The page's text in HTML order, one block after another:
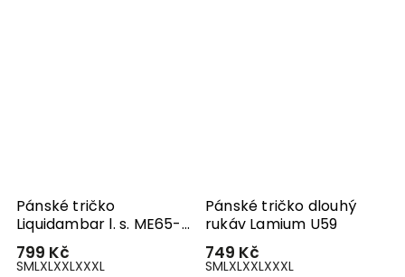
Pánské tričko
Liquidambar l. s. ME65-
1934
799 Kč
SMLXLXXLXXXL
Pánské tričko dlouhý
rukáv Lamium U59
749 Kč
SMLXLXXLXXXL